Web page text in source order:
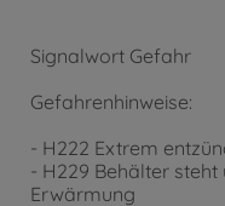
Signalwort Gefahr
Gefahrenhinweise:
- H222 Extrem
- H229 Behälter
Erwärmung